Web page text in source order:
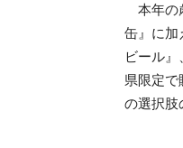
本年の
缶』に加
ビール
県限定で
の選択肢